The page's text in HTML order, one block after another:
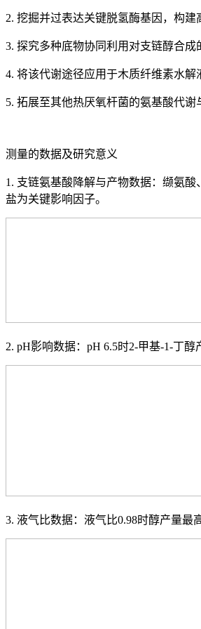
2. 挖掘并过表达关键脱氢酶基因，构建
3. 探究多种底物协同利用对支链醇合成
4. 将该代谢途径应用于木质纤维素水解
5. 拓展至其他热厌氧杆菌的氨基酸代谢
测量的数据及研究意义
1. 支链氨基酸降解与产物数据：缬氨
盐为关键影响因子。
2. pH影响数据：pH 6.5时2-甲基-1-丁
3. 液气比数据：液气比0.98时醇产量最